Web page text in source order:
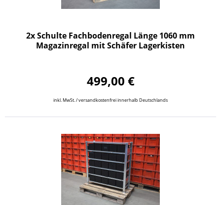
2x Schulte Fachbodenregal Länge 1060 mm
Magazinregal mit Schäfer Lagerkisten
499,00 €
inkl. MwSt. / versandkostenfrei innerhalb Deutschlands